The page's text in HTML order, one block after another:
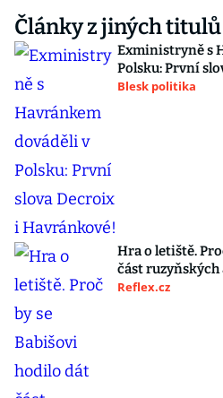
Články z jiných titulů
Exministryně s
Polsku: První
Blesk politika
Hra o letiště.
část ruzyňských
Reflex.cz